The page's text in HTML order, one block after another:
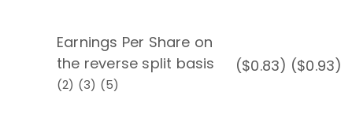
Earnings Per Share on
the reverse split basis
(2) (3) (5)
($0.83) ($0.93)